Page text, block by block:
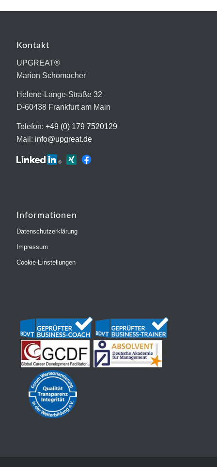
Kontakt
UPGREAT®
Marion Schomacher
Helene-Lange-Straße 32
D-60438 Frankfurt am Main
Telefon: +49 (0) 179 7520129
Mail: info@upgreat.de
Informationen
Datenschutzerklärung
Impressum
Cookie-Einstellungen